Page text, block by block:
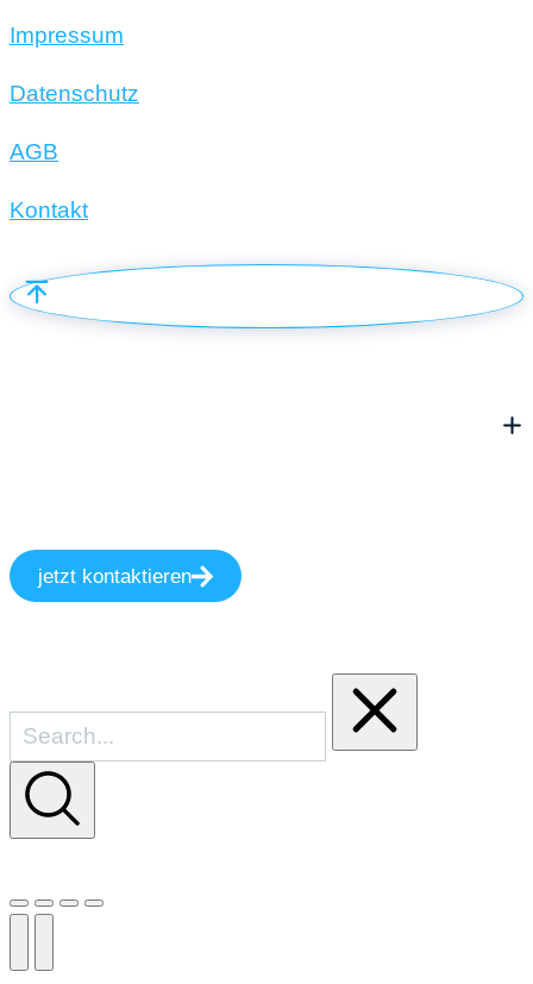
Impressum
Datenschutz
AGB
Kontakt
jetzt kontaktieren